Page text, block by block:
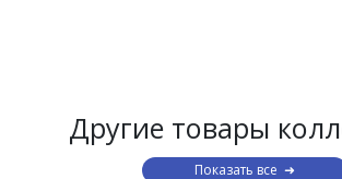
Другие товары
Показать все